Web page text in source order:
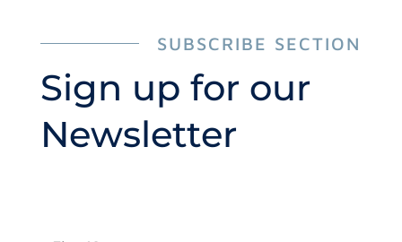
SUBSCRIBE SECTION
Sign up for our
Newsletter